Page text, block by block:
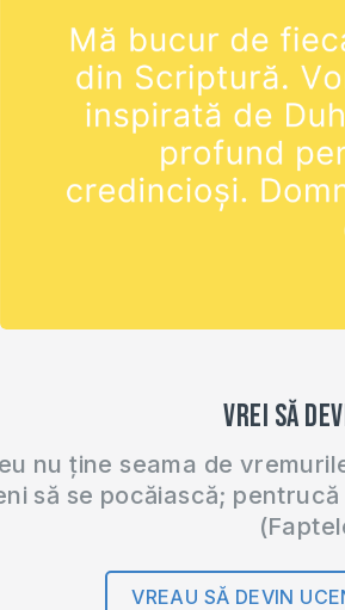
Vrei să
nu ține seama de
să se pocăiască;
VREAU SĂ DEVIN